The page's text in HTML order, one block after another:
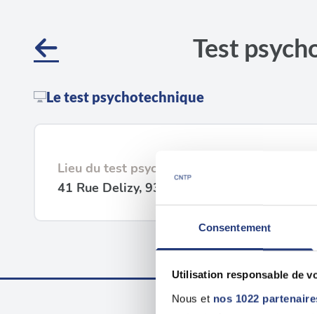
Consentement
Utilisation responsable de
Nous et nos 1022
Test
Le test psychotechnique
Lieu du test psychotechnique
41 Rue Delizy, 93500 Pantin